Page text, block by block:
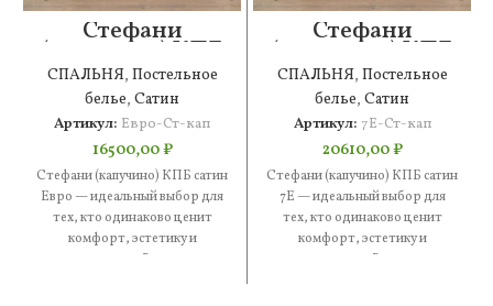
Стефани
(капучино) КПБ
сатин Евро
СПАЛЬНЯ, Постельное
белье, Сатин
Артикул: Евро-Ст-кап
16500,00₽
Стефани (капучино) КПБ сатин
Евро — идеальный выбор для
тех, кто одинаково ценит
комфорт, эстетику и
практичность. В составе —
Стефани
(капучино) КПБ
сатин 7Е
СПАЛЬНЯ, Постельное
белье, Сатин
Артикул: 7Е-Ст-кап
20610,00₽
Стефани (капучино) КПБ сатин
7Е — идеальный выбор для
тех, кто одинаково ценит
комфорт, эстетику и
практичность. В составе —